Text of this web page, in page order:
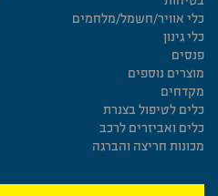
כלי אוויר/חשמל/מלחמים
כלי גינון
פנסים
מוצרים נוספים
מקדחים
כלים לטיפול בצנרת
כלים ואביזרים לרכב
מכונות חריצה והברגה